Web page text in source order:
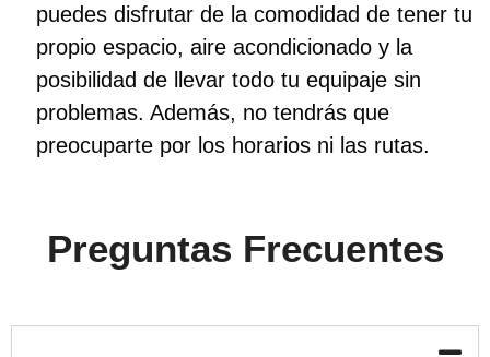
puedes disfrutar de la comodidad de tener tu
propio espacio, aire acondicionado y la
posibilidad de llevar todo tu equipaje sin
problemas. Además, no tendrás que
preocuparte por los horarios ni las rutas.
Preguntas Frecuentes